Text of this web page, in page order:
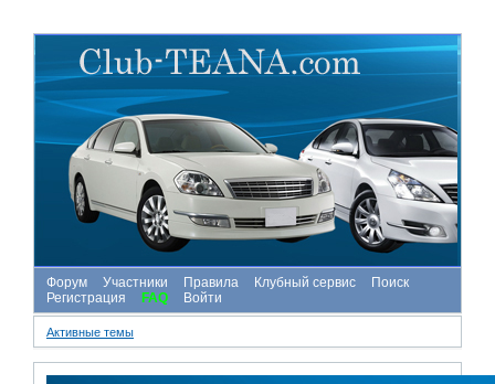
Форум Участники Правила Клубный сервис
Поиск
Регистрация
FAQ Войти
Активные темы